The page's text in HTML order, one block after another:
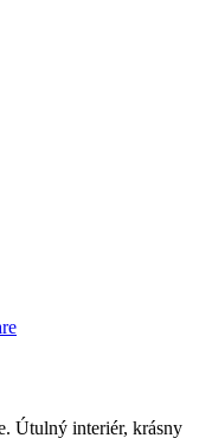
Útulný interiér, krásny